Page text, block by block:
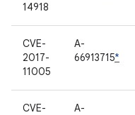
14918
CVE-
2017-
11005
A-
66913715*
CVE-
A-